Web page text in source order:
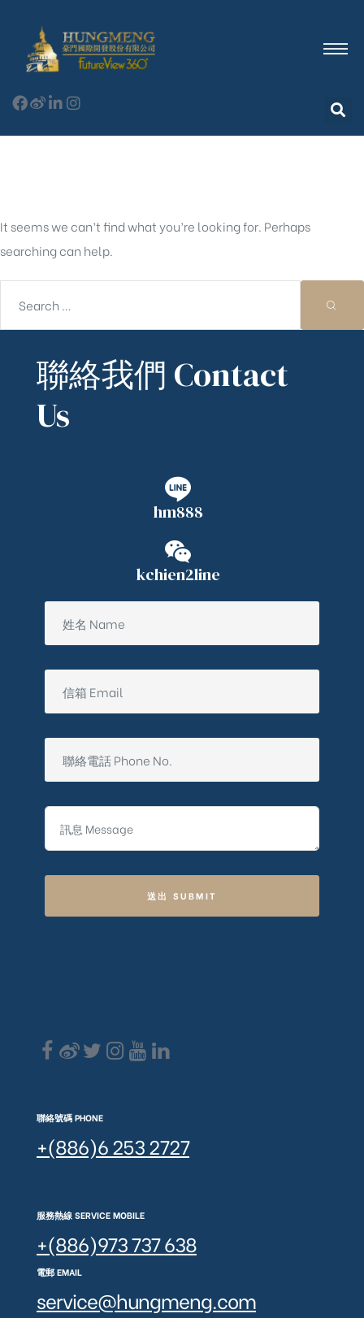
It seems we can’t find what you’re looking for. Perhaps
searching can help.
聯絡我們 Contact
Us
hm888
kchien2line
送出 SUBMIT
聯絡號碼 PHONE
+(886)6 253 2727
服務熱線 SERVICE MOBILE
+(886)973 737 638
電郵 EMAIL
service@hungmeng.com